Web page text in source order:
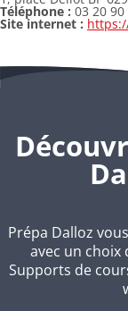
Téléphone : 03 20 90
Site internet :
Prépa Dalloz
avec un choix
Supports de